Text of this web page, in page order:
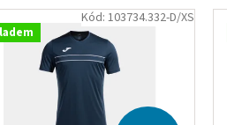
Kód: 103734.332-D/XS